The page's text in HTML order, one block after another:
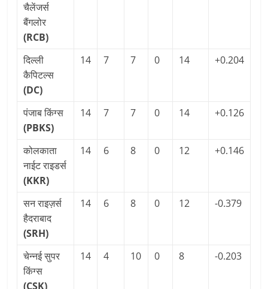
चैलेंजर्स
बैंगलोर
(RCB)
दिल्ली
कैपिटल्स
(DC)
14 7 7 0 14 +0.204
पंजाब किंग्स
(PBKS)
14 7 7 0 14 +0.126
कोलकाता
नाईट राइडर्स
(KKR)
14 6 8 0 12 +0.146
सन राइज़र्स
हैदराबाद
(SRH)
14 6 8 0 12 -0.379
चेन्नई सुपर
किंग्स
(CSK)
14 4 10 0 8 -0.203